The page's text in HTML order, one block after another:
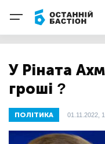
У Ріната
гроші ?
ПОЛІТИКА 01.11.2022,